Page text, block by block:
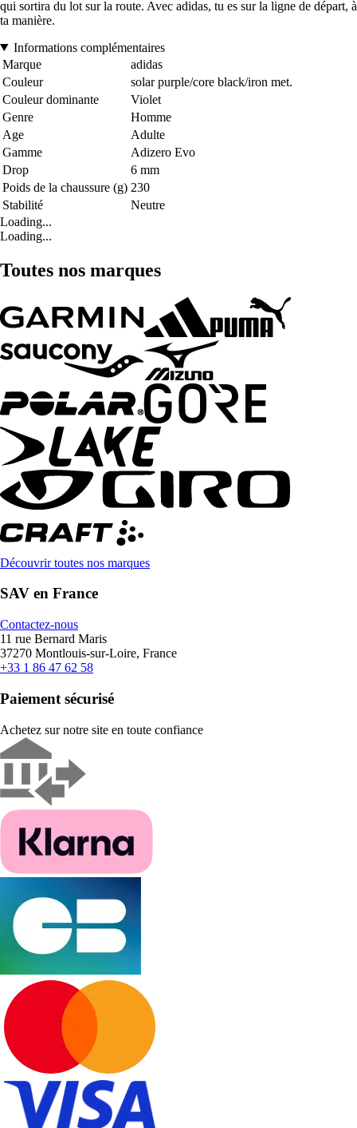
qui sortira du lot sur la route. Avec adidas, tu es sur la ligne de départ, à
ta manière.
Informations complémentaires
Marque
adidas
Couleur
solar purple/core black/iron met.
Couleur dominante
Violet
Genre
Homme
Age
Adulte
Gamme
Adizero Evo
Drop
6 mm
Poids de la chaussure (g) 230
Stabilité
Neutre
Loading...
Loading...
Toutes nos marques
Découvrir toutes nos marques
SAV en France
Contactez-nous
11 rue Bernard Maris
37270 Montlouis-sur-Loire, France
+33 1 86 47 62 58
Paiement sécurisé
Achetez sur notre site en toute confiance